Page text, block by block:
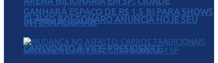
FLÁVIO BOLSONARO ANUNCIA HOJE SEU
CANDIDATO A VICE-PRESIDENTE
GANHARÁ ESPAÇO DE R$ 1,5 BI PARA SHOWS
INTERNACIONAIS